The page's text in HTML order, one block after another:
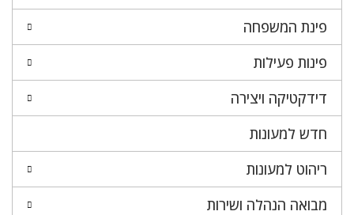
פינת המשפחה
פינות פעילות
דידקטיקה ויצירה
חדש למעונות
ריהוט למעונות
מבואה הנהלה ושירות